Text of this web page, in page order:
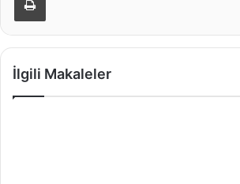
İlgili Makaleler